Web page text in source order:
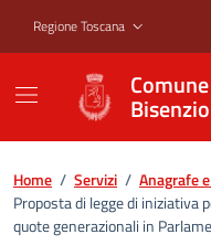
Regione Toscana
Bisenzio
Home / Servizi / Anagrafe
Proposta di legge di iniziativa
quote generazionali in